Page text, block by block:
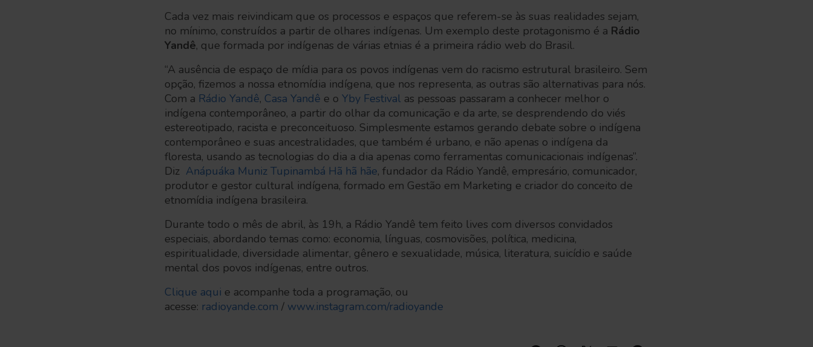
Cada vez mais reivindicam que os processos e espaços que referem-se às suas realidades sejam,
no mínimo, construídos a partir de olhares indígenas. Um exemplo deste protagonismo é a Rádio
Yandê, que formada por indígenas de várias etnias é a primeira rádio web do Brasil.
“A ausência de espaço de mídia para os povos indígenas vem do racismo estrutural brasileiro. Sem
opção, fizemos a nossa etnomídia indígena, que nos representa, as outras são alternativas para nós.
Com a Rádio Yandê, Casa Yandê e o Yby Festival as pessoas passaram a conhecer melhor o
indígena contemporâneo, a partir do olhar da comunicação e da arte, se desprendendo do viés
estereotipado, racista e preconceituoso. Simplesmente estamos gerando debate sobre o indígena
contemporâneo e suas ancestralidades, que também é urbano, e não apenas o indígena da
floresta, usando as tecnologias do dia a dia apenas como ferramentas comunicacionais indígenas”.
Diz Anápuáka Muniz Tupinambá Hã hã hãe, fundador da Rádio Yandê, empresário, comunicador,
produtor e gestor cultural indígena, formado em Gestão em Marketing e criador do conceito de
etnomídia indígena brasileira.
Durante todo o mês de abril, às 19h, a Rádio Yandê tem feito lives com diversos convidados
especiais, abordando temas como: economia, línguas, cosmovisões, política, medicina,
espiritualidade, diversidade alimentar, gênero e sexualidade, música, literatura, suicídio e saúde
mental dos povos indígenas, entre outros.
Clique aqui e acompanhe toda a programação, ou
acesse: radioyande.com / www.instagram.com/radioyande